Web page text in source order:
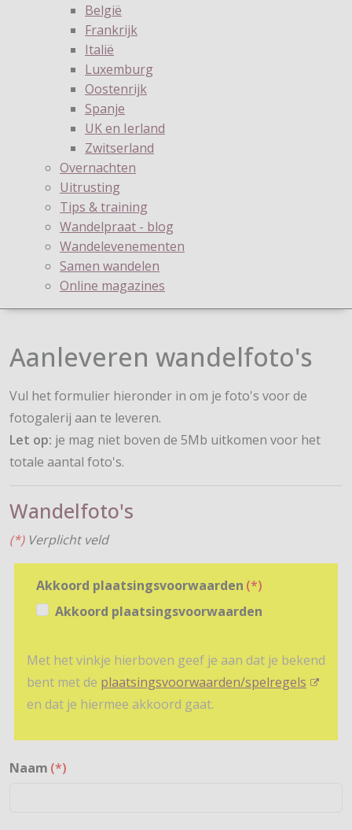
België
Frankrijk
Italië
Luxemburg
Oostenrijk
Spanje
UK en Ierland
Zwitserland
Overnachten
Uitrusting
Tips & training
Wandelpraat - blog
Wandelevenementen
Samen wandelen
Online magazines
Aanleveren wandelfoto's
Vul het formulier hieronder in om je foto's voor de
fotogalerij aan te leveren.
Let op: je mag niet boven de 5Mb uitkomen voor het
totale aantal foto's.
Wandelfoto's
(*) Verplicht veld
Akkoord plaatsingsvoorwaarden (*)
Akkoord plaatsingsvoorwaarden
Met het vinkje hierboven geef je aan dat je bekend
bent met de plaatsingsvoorwaarden/spelregels
en dat je hiermee akkoord gaat.
Naam (*)